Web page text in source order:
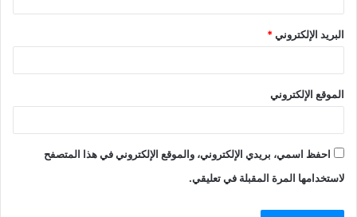
البريد الإلكتروني*
الموقع الإلكتروني
احفظ اسمي، بريدي الإلكتروني، والموقع الإلكتروني في هذا المتصفح
لاستخدامها المرة المقبلة في تعليقي.